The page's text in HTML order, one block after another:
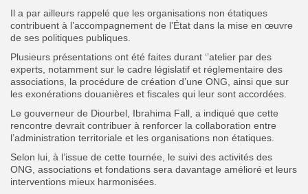
‎Il a par ailleurs rappelé que les organisations non étatiques
contribuent à l’accompagnement de l’État dans la mise en œuvre
de ses politiques publiques.
‎‎Plusieurs présentations ont été faites durant ‘’atelier par des
experts, notamment sur le cadre législatif et réglementaire des
associations, la procédure de création d’une ONG, ainsi que sur
les exonérations douanières et fiscales qui leur sont accordées.
‎‎Le gouverneur de Diourbel, Ibrahima Fall, a indiqué que cette
rencontre devrait contribuer à renforcer la collaboration entre
l’administration territoriale et les organisations non étatiques.
‎Selon lui, à l’issue de cette tournée, le suivi des activités des
ONG, associations et fondations sera davantage amélioré et leurs
interventions mieux harmonisées.